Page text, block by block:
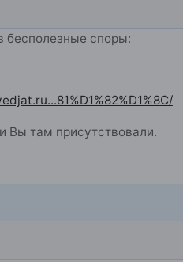
бесполезные споры:
Вы там присутствовали.